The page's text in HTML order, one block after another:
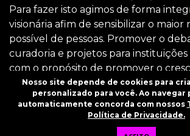
Para fazer isto agimos de forma
visionária afim de sensibilizar o maior
possível de pessoas. Promover o
curadoria e projetos para instituições
com o propósito de promover o
intelectual da sociedade através da
SIGA-NOS
Nosso site depende de cookies para
personalizado para você. Ao navegar
automaticamente concorda com nossos
Política de Privacidade.